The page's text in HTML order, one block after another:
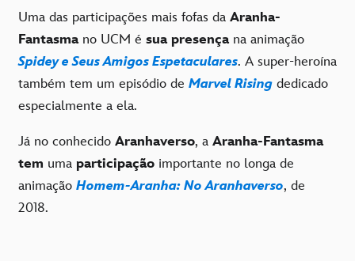
Uma das participações mais fofas da Aranha-
Fantasmano UCM é sua presençana animação
Spidey e Seus Amigos Espetaculares. A super-heroína
também tem um episódio de Marvel Rising dedicado
especialmente a ela.
Já no conhecido Aranhaverso, a Aranha-Fantasma
tem uma participação importante no longa de
animação Homem-Aranha: No Aranhaverso, de
2018.